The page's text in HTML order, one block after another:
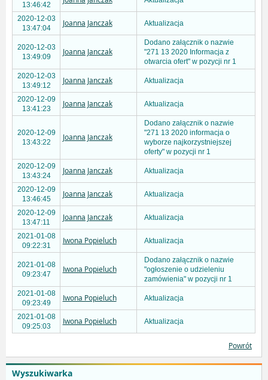
Wyszukiwarka
13:46:42
2020-12-03
13:47:04
Joanna Janczak Aktualizacja
2020-12-03
13:49:09
Joanna Janczak
Dodano załącznik o nazwie
"271 13 2020 Informacja z
otwarcia ofert" w pozycji nr 1
2020-12-03
13:49:12
Joanna Janczak Aktualizacja
2020-12-09
13:41:23
Joanna Janczak Aktualizacja
2020-12-09
13:43:22
Joanna Janczak
Dodano załącznik o nazwie
"271 13 2020 informacja o
wyborze najkorzystniejszej
oferty" w pozycji nr 1
2020-12-09
13:43:24
Joanna Janczak Aktualizacja
2020-12-09
13:46:45
Joanna Janczak Aktualizacja
2020-12-09
13:47:11
Joanna Janczak Aktualizacja
2021-01-08
09:22:31
Iwona Popieluch Aktualizacja
2021-01-08
09:23:47
Iwona Popieluch
Dodano załącznik o nazwie
"ogłoszenie o udzieleniu
zamówienia" w pozycji nr 1
2021-01-08
09:23:49
Iwona Popieluch Aktualizacja
2021-01-08
09:25:03
Iwona Popieluch Aktualizacja
Powrót